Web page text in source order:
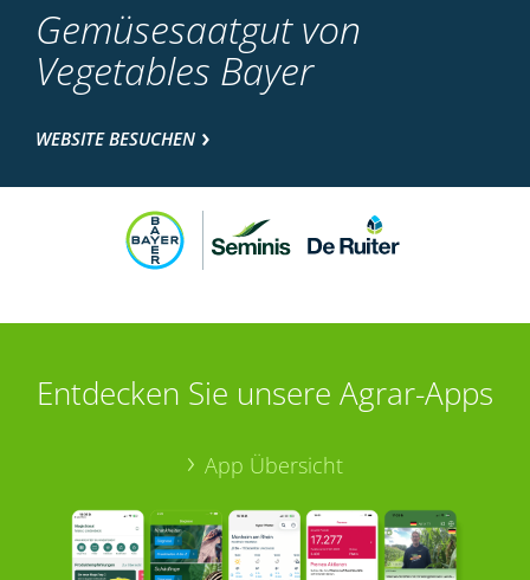
Gemüsesaatgut von
Vegetables Bayer
WEBSITE BESUCHEN
Entdecken Sie unsere Agrar-Apps
App Übersicht